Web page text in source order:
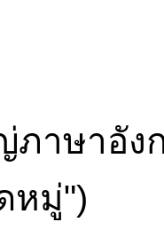
ภาษาอัง
หมู่")